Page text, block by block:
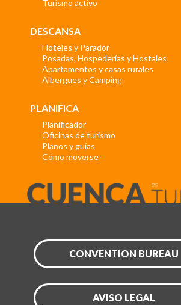
Turismo activo
DESCANSA
Hoteles y Parador
Posadas, Hospederías y Hostales
Apartamentos y casas rurales
Albergues y Camping
PLANIFICA
Planificador
Oficinas de turismo
Planos y guías
Cómo moverse
CONVENTION BUREAU
AVISO LEGAL